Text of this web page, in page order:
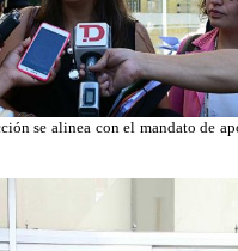
se alinea con el mandato de